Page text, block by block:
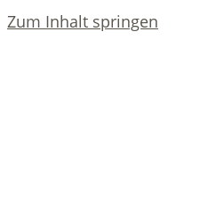
Zum Inhalt springen